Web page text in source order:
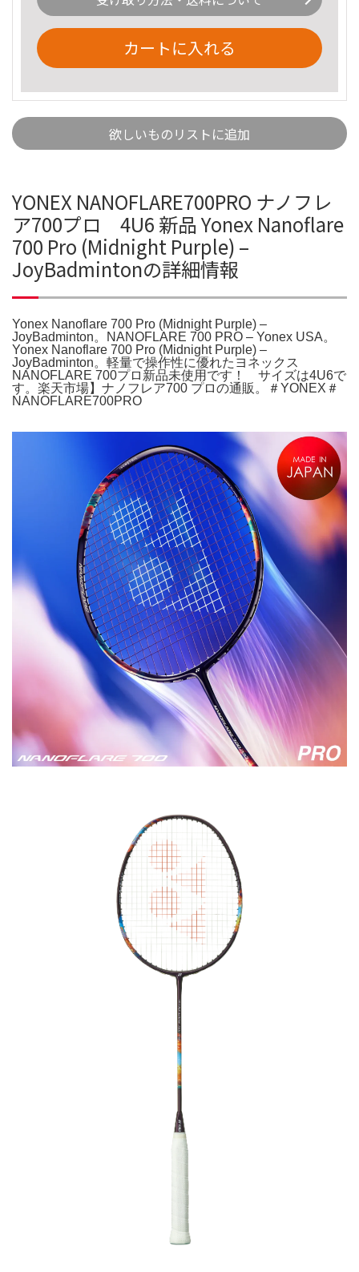
カートに入れる
欲しいものリストに追加
YONEX NANOFLARE700PRO ナノフレ
ア700プロ 4U6 新品 Yonex Nanoflare
700 Pro (Midnight Purple) –
JoyBadmintonの詳細情報
Yonex Nanoflare 700 Pro (Midnight Purple) –
JoyBadminton。NANOFLARE 700 PRO – Yonex USA。
Yonex Nanoflare 700 Pro (Midnight Purple) –
JoyBadminton。軽量で操作性に優れたヨネックス
NANOFLARE 700プロ新品未使用です！ サイズは4U6で
す。楽天市場】ナノフレア700 プロの通販。＃YONEX＃
NANOFLARE700PRO